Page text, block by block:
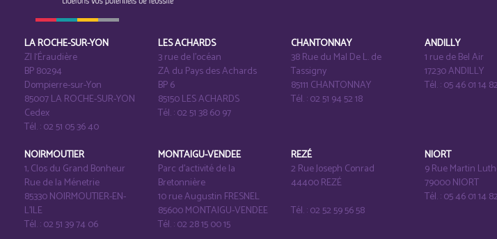
LA ROCHE-SUR-YON
ZI l‘Éraudière
BP 80294
Dompierre-sur-Yon
85007 LA ROCHE-SUR-YON
Cedex
Tél. : 02 51 05 36 40
LES ACHARDS
3 rue de l’océan
ZA du Pays des Achards
BP 6
85150 LES ACHARDS
Tél. : 02 51 38 60 97
CHANTONNAY
38 Rue du Mal De L. de
Tassigny
85111 CHANTONNAY
Tél. : 02 51 94 52 18
ANDILLY
1 rue de Bel Air
17230 ANDILLY
Tél. : 05 46 01 14 82
NOIRMOUTIER
1, Clos du Grand Bonheur
Rue de la Ménetrie
85330 NOIRMOUTIER-EN-
L'ILE
Tél. : 02 51 39 74 06
MONTAIGU-VENDEE
Parc d’activité de la
Bretonnière
10 rue Augustin FRESNEL
85600 MONTAIGU-VENDEE
Tél. : 02 28 15 00 15
REZÉ
2 Rue Joseph Conrad
44400 REZÉ
Tél. : 02 52 59 56 58
NIORT
9 Rue Martin
79000 NIORT
Tél. : 05 46 01 14 82